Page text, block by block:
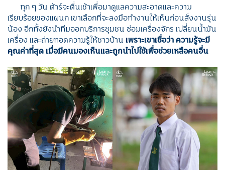
ทุก ๆ วัน ต้าร์จะตื่นเช้าเพื่อมาดูแลความสะอาดและความ
เรียบร้อยของแผนก เขาเลือกที่จะลงมือทำงานให้เห็นก่อนสั่งงานรุ่น
น้อง อีกทั้งยังนำทีมออกบริการชุมชน ซ่อมเครื่องจักร เปลี่ยนน้ำมัน
เครื่อง และถ่ายทอดความรู้ให้ชาวบ้าน เพราะเขาเชื่อว่า ความรู้จะมี
คุณค่าที่สุด เมื่อมีคนมองเห็นและถูกนำไปใช้เพื่อช่วยเหลือคนอื่น